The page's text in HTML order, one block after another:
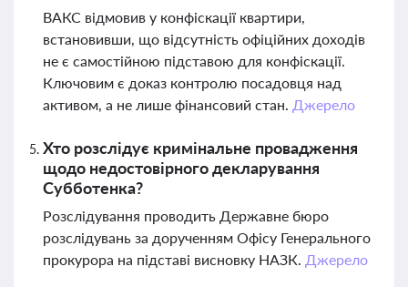
ВАКС відмовив у конфіскації квартири,
встановивши, що відсутність офіційних доходів
не є самостійною підставою для конфіскації.
Ключовим є доказ контролю посадовця над
активом, а не лише фінансовий стан. Джерело
Хто розслідує кримінальне провадження
щодо недостовірного декларування
Субботенка?
Розслідування проводить Державне бюро
розслідувань за дорученням Офісу Генерального
прокурора на підставі висновку НАЗК. Джерело